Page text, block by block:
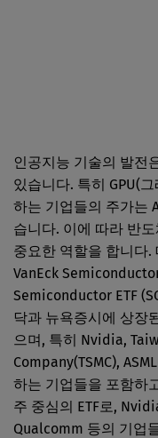
인공지능 기술의 발전
있습니다. 특히 GPU(
하는 기업들의 주가는
습니다. 이에 따라 반
중요한 역할을 합니다.
VanEck
Semiconductor ETF
닥과 뉴욕증시에 상장
으며, 특히 Nvidia,
Company(TSMC),
하는 기업들을 포함하
주 중심의 ETF로,
Qualcomm 등의 기업